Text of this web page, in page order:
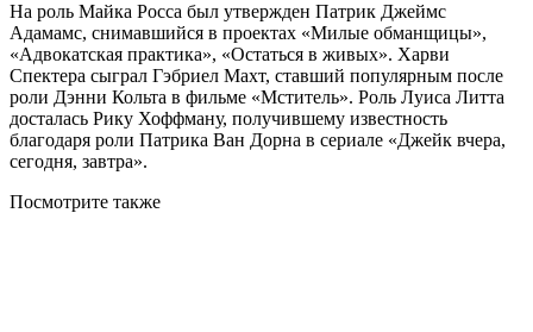
На роль Майка Росса был утвержден Патрик Джеймс
Адамамс, снимавшийся в проектах «Милые обманщицы»,
«Адвокатская практика», «Остаться в живых». Харви
Спектера сыграл Гэбриел Махт, ставший популярным после
роли Дэнни Кольта в фильме «Мститель». Роль Луиса Литта
досталась Рику Хоффману, получившему известность
благодаря роли Патрика Ван Дорна в сериале «Джейк вчера,
сегодня, завтра».
Посмотрите также